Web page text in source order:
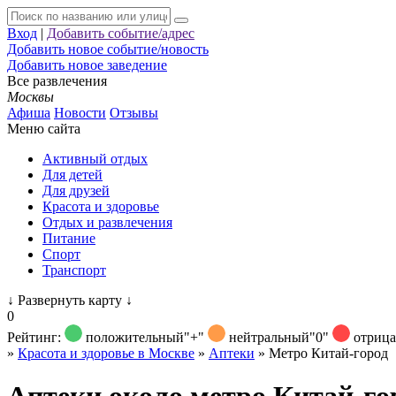
Вход | Добавить событие/адрес
Добавить новое событие/новость
Добавить новое заведение
Все развлечения
Москвы
Афиша Новости Отзывы
Меню сайта
Активный отдых
Для детей
Для друзей
Красота и здоровье
Отдых и развлечения
Питание
Спорт
Транспорт
↓ Развернуть карту ↓
0
Рейтинг:
положительный"+" нейтральный"0"
» Красота и здоровье в Москве » Аптеки » Метро Китай-город